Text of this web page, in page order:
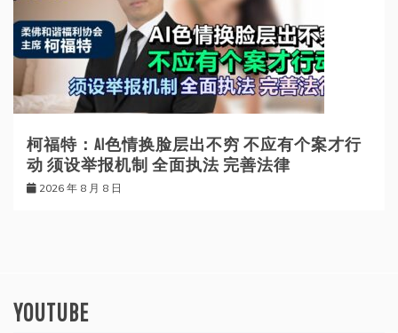
柯福特：AI色情换脸层出不穷 不应有个案才行
动 须设举报机制 全面执法 完善法律
2026 年 8 月 8 日
YOUTUBE